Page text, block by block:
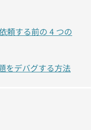
頼する前の 4 つの
をデバグする方法